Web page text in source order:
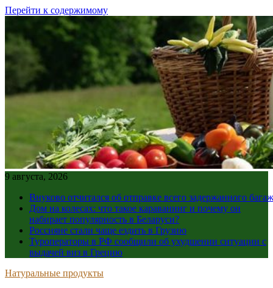
Перейти к содержимому
9 августа, 2026
Внуково отчитался об отправке всего задержанного
Дом на колесах: что такое караванинг и почему он
набирает популярность в Беларуси?
Россияне стали чаще ездить в Грузию
Туроператоры в РФ сообщили об ухудшении ситуации с
выдачей виз в Грецию
Натуральные продукты